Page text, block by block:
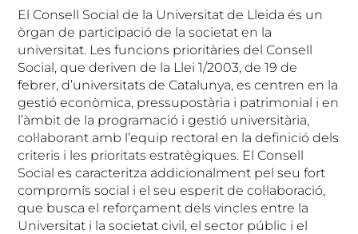
El Consell Social de la Universitat de Lleida és un
òrgan de participació de la societat en la
universitat. Les funcions prioritàries del Consell
Social, que deriven de la Llei 1/2003, de 19 de
febrer, d’universitats de Catalunya, es centren en la
gestió econòmica, pressupostària i patrimonial i en
l’àmbit de la programació i gestió universitària,
col·laborant amb l’equip rectoral en la definició dels
criteris i les prioritats estratègiques. El Consell
Social es caracteritza addicionalment pel seu fort
compromís social i el seu esperit de col·laboració,
que busca el reforçament dels vincles entre la
Universitat i la societat civil, el sector públic i el